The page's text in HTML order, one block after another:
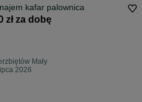
kafar palownica
zł za dobę
Mały
2026